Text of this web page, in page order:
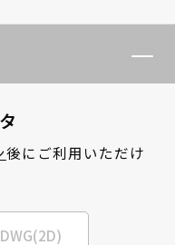
後にご利用いただけ
DWG(2D)